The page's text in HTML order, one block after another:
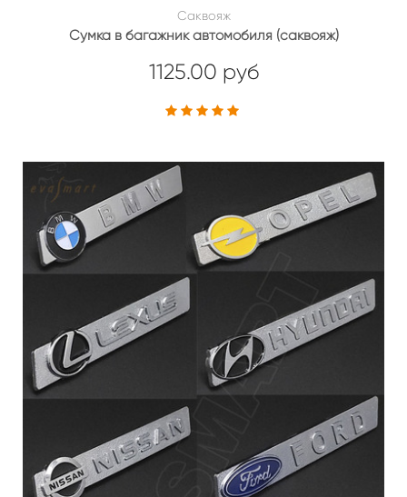
Саквояж
Сумка в багажник автомобиля (саквояж)
1125.00 руб